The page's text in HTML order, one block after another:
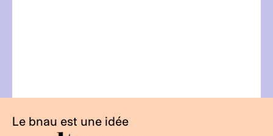
Le bnau est une idée